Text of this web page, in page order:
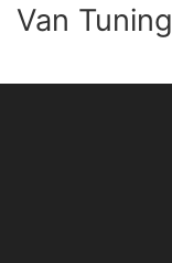
Van Tuning